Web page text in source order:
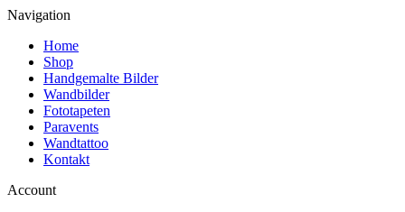
Navigation
Home
Shop
Handgemalte Bilder
Wandbilder
Fototapeten
Paravents
Wandtattoo
Kontakt
Account